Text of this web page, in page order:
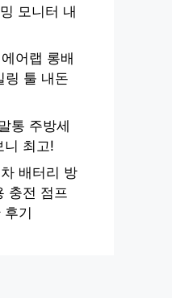
모니터 내
어랩 롱배
링 툴 내돈
통 주방세
니 최고!
배터리 방
충전 점프
기